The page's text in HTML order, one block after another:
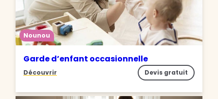
Nounou
Garde d’enfant occasionnelle
Découvrir Devis gratuit